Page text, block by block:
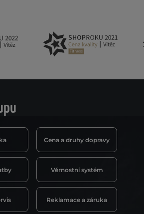
Cena a druhy dopravy
Věrnostní systém
Reklamace a záruka